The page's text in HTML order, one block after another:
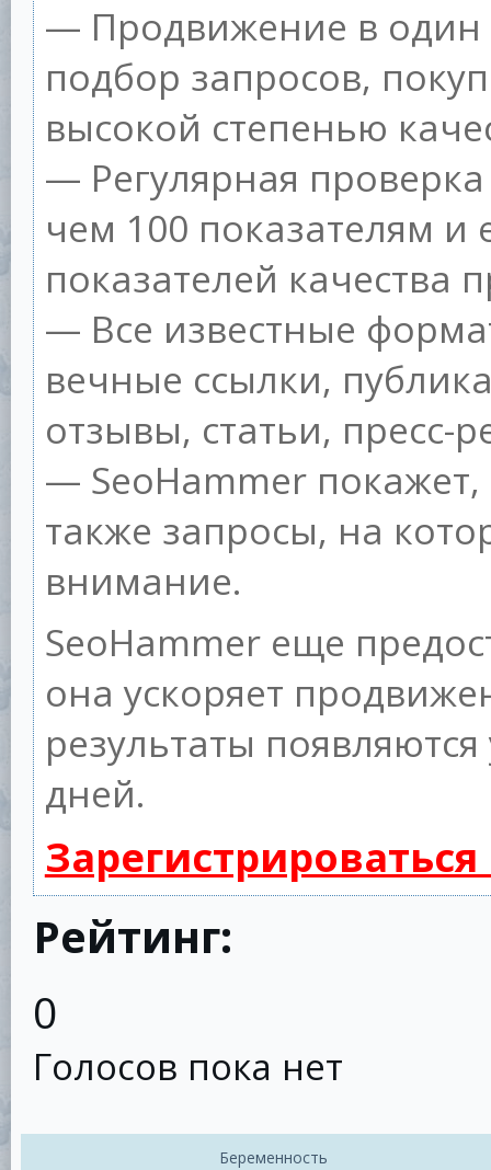
— Продвижение в один
подбор запросов,
высокой степенью
— Регулярная
чем 100 показателям
показателей качества
— Все известные
вечные ссылки,
отзывы, статьи, пресс-
— SeoHammer
также запросы, на
внимание.
SeoHammer еще
она ускоряет
результаты
дней.
Рейтинг:
0
Голосов пока нет
Беременность